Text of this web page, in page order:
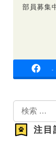
部員募集
-
索
注目